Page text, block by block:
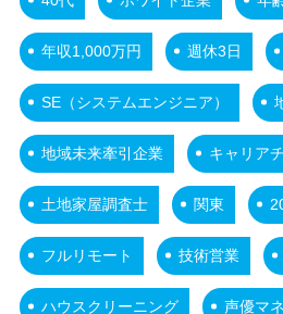
年収1,000万円 週休3日
SE（システムエンジニア）
地域未来牽引企業 キャリア
土地家屋調査士 関東
フルリモート 技術営業
ハウスクリーニング 声優マ